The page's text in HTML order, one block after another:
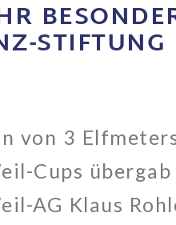
von 3
Cups
AG Klaus